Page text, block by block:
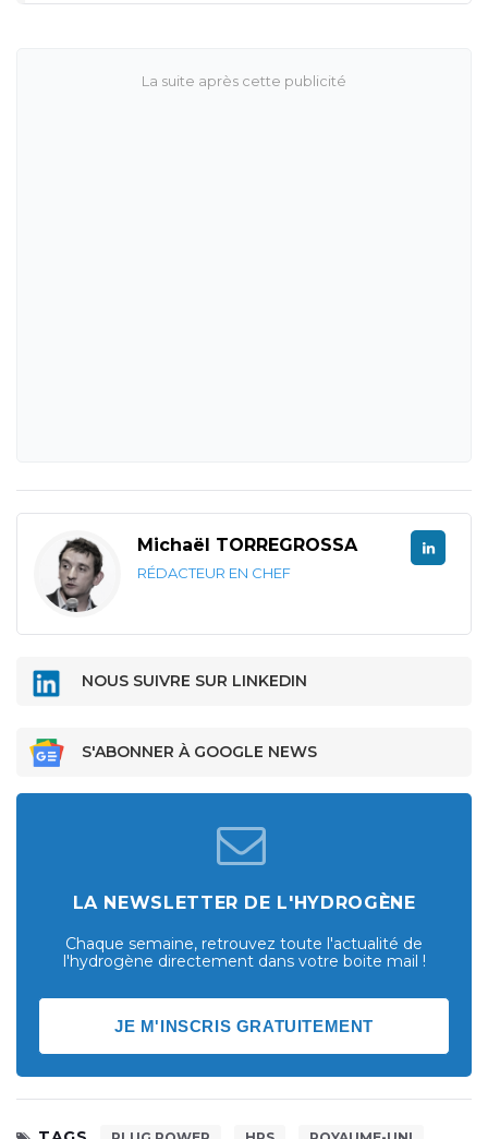
Michaël TORREGROSSA
RÉDACTEUR EN CHEF
NOUS SUIVRE SUR LINKEDIN
S'ABONNER À GOOGLE NEWS
LA NEWSLETTER DE L'HYDROGÈNE
Chaque semaine, retrouvez toute l'actualité de
l'hydrogène directement dans votre boite mail !
JE M'INSCRIS GRATUITEMENT